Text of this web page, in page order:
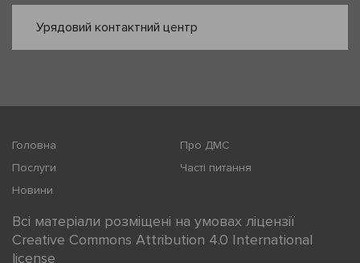
Урядовий контактний центр
Головна
Про ДМС
Послуги
Часті питання
Новини
Всі матеріали розміщені на умовах ліцензії
Creative Commons Attribution 4.0 International
license